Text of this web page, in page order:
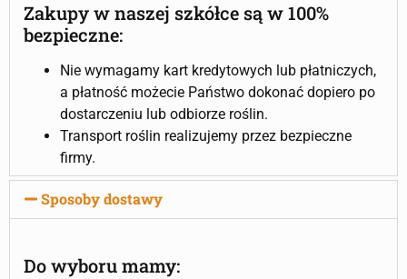
Zakupy w naszej szkółce są w 100%
bezpieczne:
Nie wymagamy kart kredytowych lub płatniczych,
a płatność możecie Państwo dokonać dopiero po
dostarczeniu lub odbiorze roślin.
Transport roślin realizujemy przez bezpieczne
firmy.
Sposoby dostawy
Do wyboru mamy: